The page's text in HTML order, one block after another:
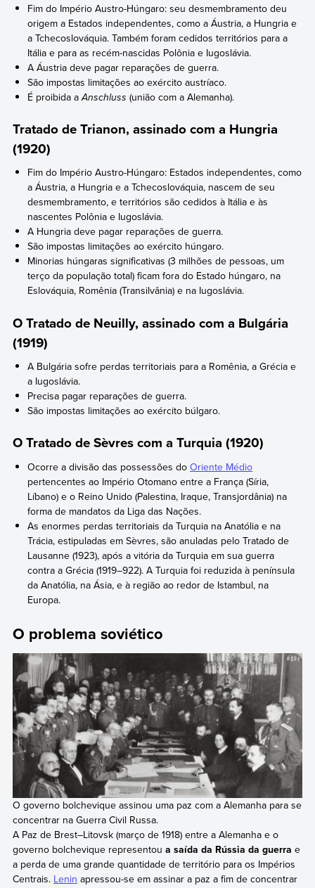
Fim do Império Austro-Húngaro: seu desmembramento deu
origem a Estados independentes, como a Áustria, a Hungria e
a Tchecoslováquia. Também foram cedidos territórios para a
Itália e para as recém-nascidas Polônia e Iugoslávia.
A Áustria deve pagar reparações de guerra.
São impostas limitações ao exército austríaco.
É proibida aAnschluss(união com a Alemanha).
Tratado de Trianon, assinado com a Hungria
(1920)
Fim do Império Austro-Húngaro: Estados independentes, como
a Áustria, a Hungria e a Tchecoslováquia, nascem de seu
desmembramento, e territórios são cedidos à Itália e às
nascentes Polônia e Iugoslávia.
A Hungria deve pagar reparações de guerra.
São impostas limitações ao exército húngaro.
Minorias húngaras significativas (3 milhões de pessoas, um
terço da população total) ficam fora do Estado húngaro, na
Eslováquia, Romênia (Transilvânia) e na Iugoslávia.
O Tratado de Neuilly, assinado com a Bulgária
(1919)
A Bulgária sofre perdas territoriais para a Romênia, a Grécia e
a Iugoslávia.
Precisa pagar reparações de guerra.
São impostas limitações ao exército búlgaro.
O Tratado de Sèvres com a Turquia (1920)
Ocorre a divisão das possessões doOriente Médio
pertencentes ao Império Otomano entre a França (Síria,
Líbano) e o Reino Unido (Palestina, Iraque, Transjordânia) na
forma de mandatos da Liga das Nações.
As enormes perdas territoriais da Turquia na Anatólia e na
Trácia, estipuladas em Sèvres, são anuladas pelo Tratado de
Lausanne (1923), após a vitória da Turquia em sua guerra
contra a Grécia (1919–922). A Turquia foi reduzida à península
da Anatólia, na Ásia, e à região ao redor de Istambul, na
Europa.
O problema soviético
O governo bolchevique assinou uma paz com a Alemanha para se
concentrar na Guerra Civil Russa.
A Paz de Brest–Litovsk (março de 1918) entre a Alemanha e o
governo bolchevique representou a saída da Rússia da guerra e
a perda de uma grande quantidade de território para os Impérios
Centrais. Lenin apressou-se em assinar a paz a fim de concentrar